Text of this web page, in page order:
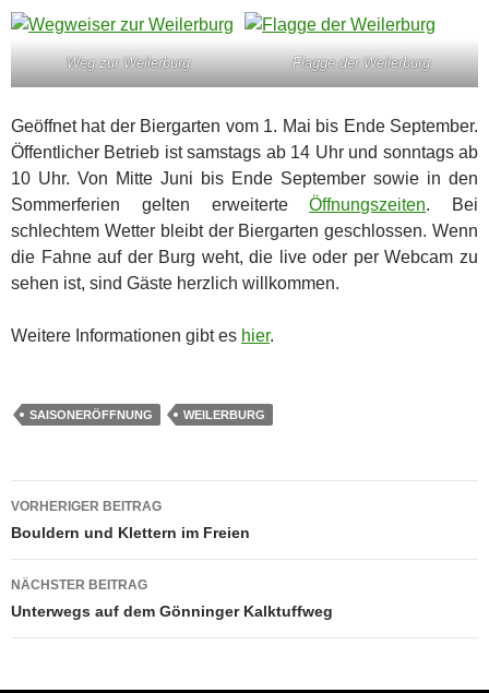
Weg zur Weilerburg Flagge der Weilerburg
Geöffnet hat der Biergarten vom 1. Mai bis Ende September.
Öffentlicher Betrieb ist samstags ab 14 Uhr und sonntags ab
10 Uhr. Von Mitte Juni bis Ende September sowie in den
Sommerferien gelten erweiterteÖffnungszeiten. Bei
schlechtem Wetter bleibt der Biergarten geschlossen. Wenn
die Fahne auf der Burg weht, die live oder per Webcam zu
sehen ist, sind Gäste herzlich willkommen.
Weitere Informationen gibt es hier.
SAISONERÖFFNUNG WEILERBURG
Beitragsnavigation
VORHERIGER BEITRAG
Bouldern und Klettern im Freien
NÄCHSTER BEITRAG
Unterwegs auf dem Gönninger Kalktuffweg